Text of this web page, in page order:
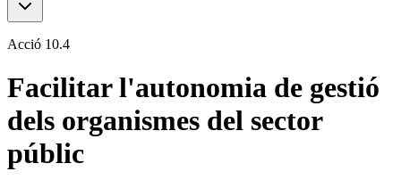
Acció 10.4
Facilitar l'autonomia de gestió
dels organismes del sector
públic